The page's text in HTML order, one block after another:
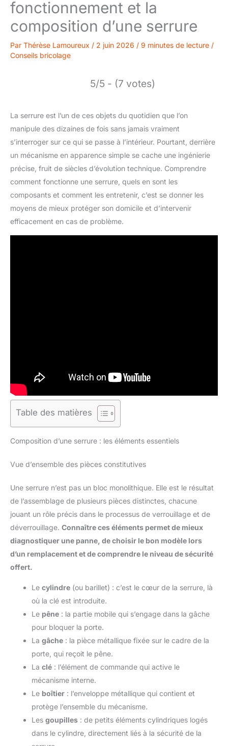
fonctionnement et la
composition d’une serrure
Par Thérèse Lamoureux / 2 juin 2026 / 9 minutes de lecture /
Conseils bricolage
5/5 - (7 votes)
La serrure est l’un de ces objets du quotidien que l’on
manipule des dizaines de fois sans jamais vraiment
s’interroger sur ce qui se passe à l’intérieur. Pourtant, derrière
un mécanisme en apparence simple se cache une ingénierie
précise, fruit de siècles d’évolution technique. Comprendre
comment fonctionne une serrure, quels en sont les
composants et comment les entretenir, c’est se donner les
moyens de mieux protéger son domicile et d’intervenir
efficacement en cas de problème.
Table des matières
Composition d’une serrure : les éléments essentiels
Vue d’ensemble des pièces constitutives
Une serrure n’est pas un bloc monolithique. Elle est le résultat
de l’assemblage de plusieurs pièces distinctes, chacune
jouant un rôle précis dans le processus de verrouillage et de
déverrouillage. Connaître ces éléments permet de mieux
diagnostiquer une panne, de choisir le bon modèle lors
d’un remplacement et de comprendre le niveau de sécurité
offert.
Le cylindre (ou barillet) : c’est le cœur de la serrure, là
où la clé est introduite.
Le pêne : la partie mobile qui s’engage dans la gâche
pour bloquer la porte.
La gâche : la pièce métallique fixée sur le cadre de la
porte, qui reçoit le pêne.
La clé : l’élément de commande qui active le
mécanisme interne.
Le boîtier : l’enveloppe métallique qui contient et
protège l’ensemble du mécanisme.
Les goupilles : de petits éléments cylindriques logés
dans le cylindre, directement liés à la sécurité de la